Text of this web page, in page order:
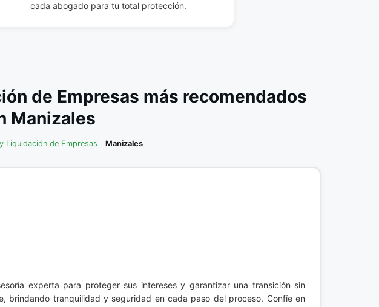
cada abogado para tu total protección.
de Empresas más recomendados
Manizales
Liquidación de Empresas Manizales
experta para proteger sus intereses y garantizar una transición sin
brindando tranquilidad y seguridad en cada paso del proceso. Confíe en